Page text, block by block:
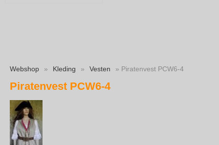
Webshop » Kleding » Vesten » Piratenvest PCW6-4
Piratenvest PCW6-4